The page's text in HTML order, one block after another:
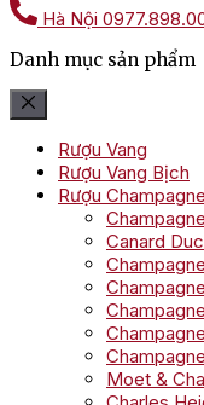
Hà Nội
Danh mục sản phẩm
Rượu Vang
Rượu Vang Bịch
Rượu Champagne
Canard
Moet &